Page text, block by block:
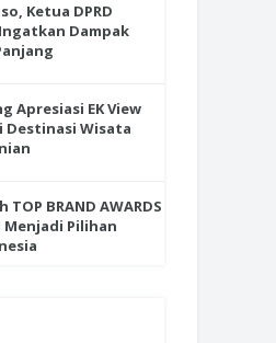
Ketua DPRD
Dampak
Apresiasi EK View
Destinasi Wisata
TOP BRAND AWARDS
Menjadi Pilihan